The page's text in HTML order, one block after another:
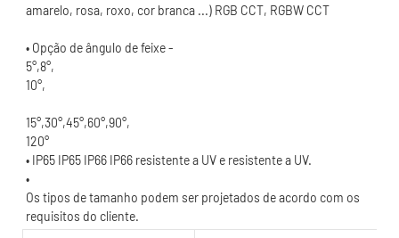
120°
Os tipos de tamanho podem ser projetados de acordo com os